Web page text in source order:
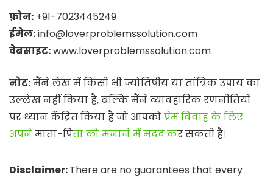
फ़ोन: +91-7023445249
ईमेल:info@loverproblemssolution.com
वेबसाइट:www.loverproblemssolution.com
नोट:मैंने लेख में किसी भी ज्योतिषीय या तांत्रिक उपाय का
उल्लेख नहीं किया है, बल्कि मैंने व्यावहारिक रणनीतियों
पर ध्यान केंद्रित किया है जो आपकोप्रेम विवाह के लिए
अपनेमाता-पिता को मनाने में मदद कर सकती हैं।
Disclaimer:There are no guarantees that every